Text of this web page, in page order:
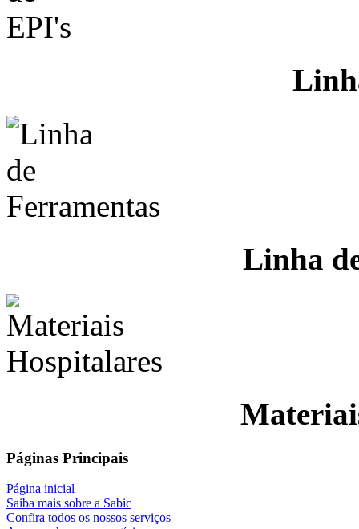
Linha
Páginas Principais
Página inicial
Saiba mais sobre a Sabic
Confira todos os nossos serviços